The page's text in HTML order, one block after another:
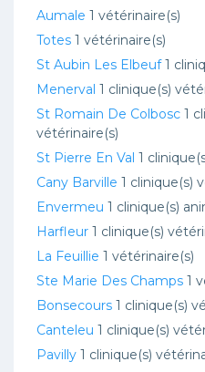
Aumale 1 vétérinaire(s)
Totes 1 vétérinaire(s)
St Aubin Les Elbeuf1
Menerval 1 clinique(s)
St Romain De Colbosc 1
vétérinaire(s)
St Pierre En Val 1
Cany Barville 1 clinique(s)
Envermeu 1 clinique(s)
Harfleur 1 clinique(s)
La Feuillie 1 vétérinaire(s)
Ste Marie Des Champs 1
Bonsecours 1 clinique(s)
Canteleu 1 clinique(s)
Pavilly 1 clinique(s)